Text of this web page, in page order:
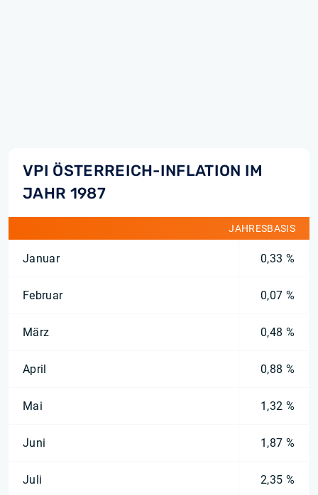
VPI ÖSTERREICH-INFLATION IM
JAHR 1987
JAHRESBASIS
Januar 0,33 %
Februar 0,07 %
März 0,48 %
April 0,88 %
Mai 1,32 %
Juni 1,87 %
Juli 2,35 %